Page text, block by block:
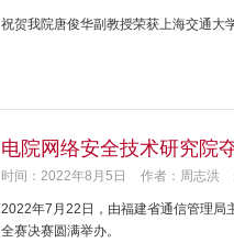
祝贺我院唐俊华副教授荣获上海交通大
电院网络安全技术研究院
时间：2022年8月5日 作者：周志洪
2022年7月22日，由福建省通信管理局
全赛决赛圆满举办。